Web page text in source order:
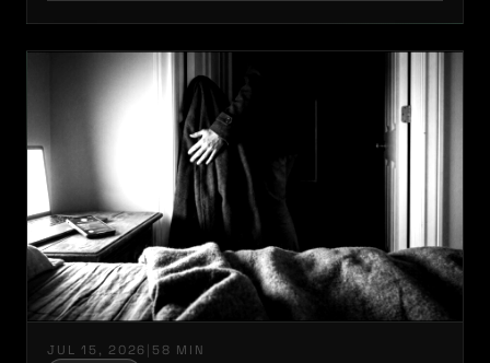
JUL 15, 2026 | 58 MIN